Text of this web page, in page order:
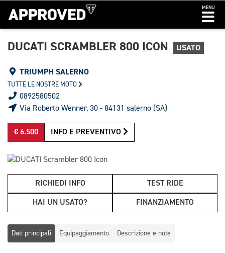
MENU
DUCATI SCRAMBLER 800 ICON USATO
TRIUMPH SALERNO
TUTTE LE NOSTRE MOTO
0892580502
Via Roberto Wenner, 30 - 84131 salerno (SA)
€ 6.500 INFO E PREVENTIVO
RICHIEDI INFO TEST RIDE
HAI UN USATO? FINANZIAMENTO
Dati principali Equipaggiamento Descrizione e note